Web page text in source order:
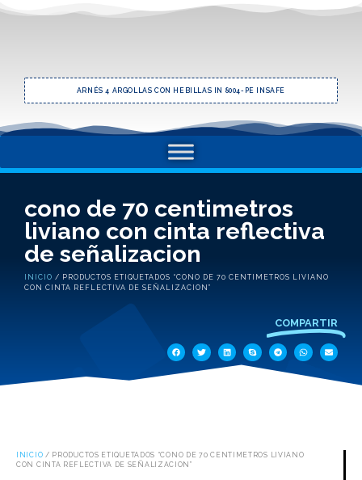
ARNÉS 4 ARGOLLAS CON HEBILLAS IN 8004-PE INSAFE
cono de 70 centimetros
liviano con cinta reflectiva
de señalizacion
INICIO / PRODUCTOS ETIQUETADOS “CONO DE 70 CENTIMETROS LIVIANO
CON CINTA REFLECTIVA DE SEÑALIZACION”
COMPARTIR
INICIO / PRODUCTOS ETIQUETADOS “CONO DE 70 CENTIMETROS LIVIANO
CON CINTA REFLECTIVA DE SEÑALIZACION”